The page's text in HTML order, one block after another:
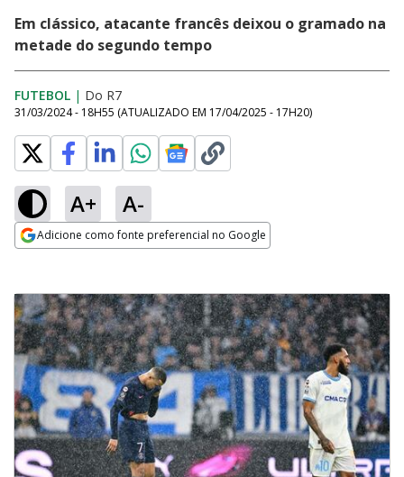
Em clássico, atacante francês deixou o gramado na
metade do segundo tempo
FUTEBOL | Do R7
31/03/2024 - 18H55 (ATUALIZADO EM 17/04/2025 - 17H20)
A+ A-
Adicione como fonte preferencial no Google